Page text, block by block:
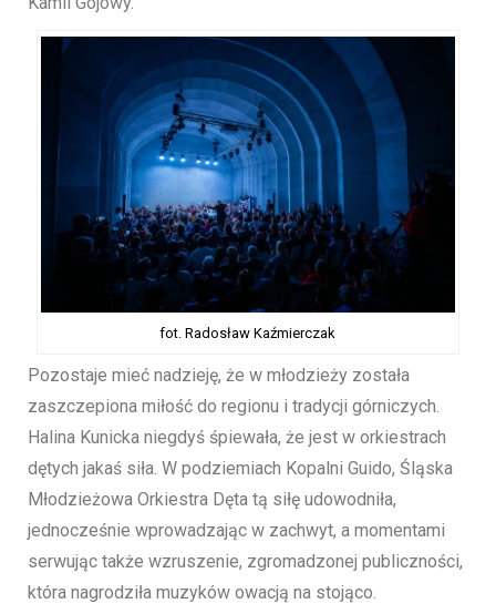
fot. Radosław Kaźmierczak
Pozostaje mieć nadzieję, że w młodzieży została
zaszczepiona miłość do regionu i tradycji górniczych.
Halina Kunicka niegdyś śpiewała, że jest w orkiestrach
dętych jakaś siła. W podziemiach Kopalni Guido, Śląska
Młodzieżowa Orkiestra Dęta tą siłę udowodniła,
jednocześnie wprowadzając w zachwyt, a momentami
serwując także wzruszenie, zgromadzonej publiczności,
która nagrodziła muzyków owacją na stojąco.